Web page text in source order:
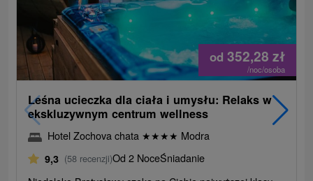
od 352,28zł
/noc/osoba
Leśna ucieczka dla ciała i umysłu: Relaks w
ekskluzywnym centrum wellness
Hotel Zochova chata ★★★★ Modra
9,3 (58 recenzji)Od 2 NoceŚniadanie